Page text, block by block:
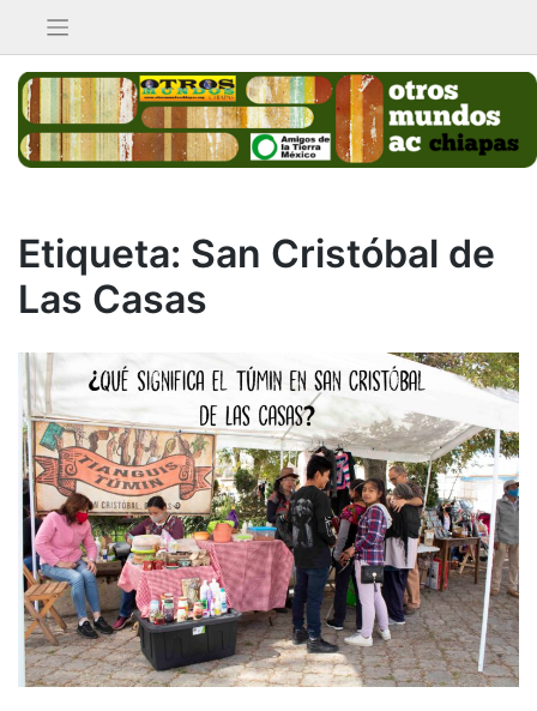
contenido
Etiqueta: San Cristóbal de
Las Casas